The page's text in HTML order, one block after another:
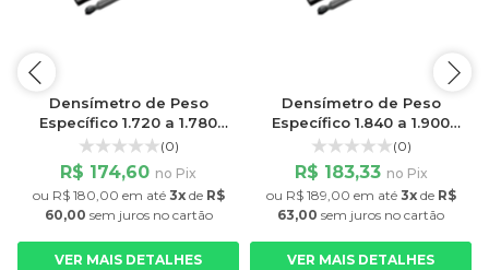
Densímetro de Peso
Específico 1.720 a 1.780
Escala 60/60
(0)
R$ 174,60 no Pix
ou R$ 180,00 em até 3xde R$
60,00 sem jurosno cartão
VER MAIS DETALHES
Densímetro de Peso
Específico 1.840 a 1.900
Escala 60/60
(0)
R$ 183,33 no Pix
ou R$ 189,00 em até 3xde R$
63,00 sem juros no cartão
VER MAIS DETALHES